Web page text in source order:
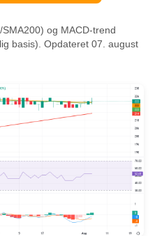
og MACD-trend
basis). Opdateret 07. august